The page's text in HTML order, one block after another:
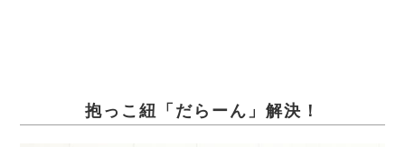
抱っこ紐「だらーん」解決！